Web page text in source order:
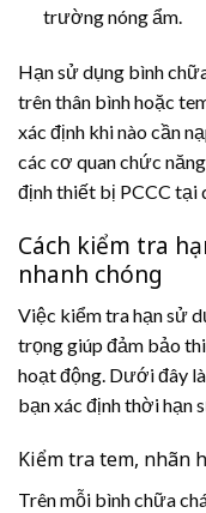
trường nóng ẩm.
Hạn sử dụng bình
trên thân bình hoặc
xác định khi nào cần
các cơ quan chức
định thiết bị PCCC tại
Cách kiểm tra
nhanh chóng
Việc kiểm tra hạn sử
trọng giúp đảm bảo
hoạt động. Dưới đây
bạn xác định thời hạn
Kiểm tra tem, nhãn
Trên mỗi bình chữa